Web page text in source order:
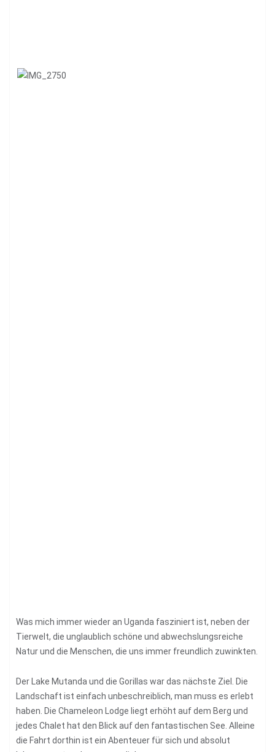
Was mich immer wieder an Uganda fasziniert ist, neben der
Tierwelt, die unglaublich schöne und abwechslungsreiche
Natur und die Menschen, die uns immer freundlich zuwinkten.
Der Lake Mutanda und die Gorillas war das nächste Ziel. Die
Landschaft ist einfach unbeschreiblich, man muss es erlebt
haben. Die Chameleon Lodge liegt erhöht auf dem Berg und
jedes Chalet hat den Blick auf den fantastischen See. Alleine
die Fahrt dorthin ist ein Abenteuer für sich und absolut